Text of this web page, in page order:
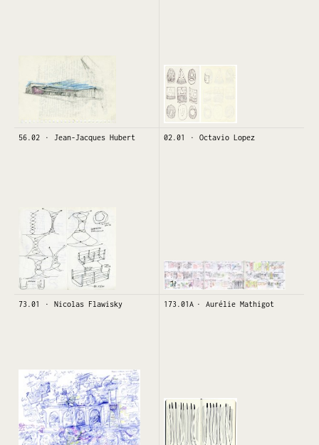
56.02 Jean-Jacques Hubert 02.01 Octavio Lopez
73.01 Nicolas Flawisky 173.01A Aurélie Mathigot